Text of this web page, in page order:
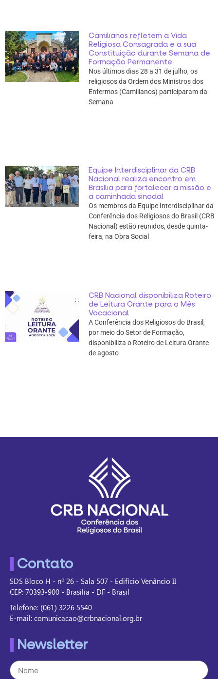
Camilianos refletem a Vida
Religiosa Consagrada e a sua
Constituição durante Semana de
Formação Permanente
Nos últimos dias 28 a 31 de julho, os
religiosos da Ordem dos Ministros dos
Enfermos (Camilianos) participaram da
Semana
Equipe Interdisciplinar da CRB
Nacional realiza encontro em
Brasília para fortalecer a missão e
a caminhada sinodal
Os membros da Equipe Interdisciplinar da
Conferência dos Religiosos do Brasil (CRB
Nacional) estão reunidos, desde quinta-
feira, na Obra Social
CRB Nacional disponibiliza Roteiro
de Leitura Orante para o Mês
Vocacional
A Conferência dos Religiosos do Brasil,
por meio do Setor de Formação,
disponibiliza o Roteiro de Leitura Orante
de agosto
Contato
SDS Bloco H - nº 26 - Sala 507 - Edifício Venâncio II
CEP: 70393-900 - Brasília - DF - Brasil
Telefone: (061) 3226 5540
E-mail: comunicacao@crbnacional.org.br
Newsletter